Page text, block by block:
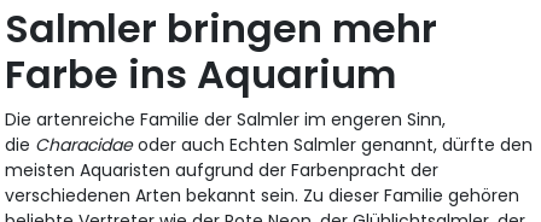
Salmler bringen mehr
Farbe ins Aquarium
Die artenreiche Familie der Salmler im engeren Sinn,
die Characidaeoder auch Echten Salmler genannt, dürfte den
meisten Aquaristen aufgrund der Farbenpracht der
verschiedenen Arten bekannt sein. Zu dieser Familie gehören